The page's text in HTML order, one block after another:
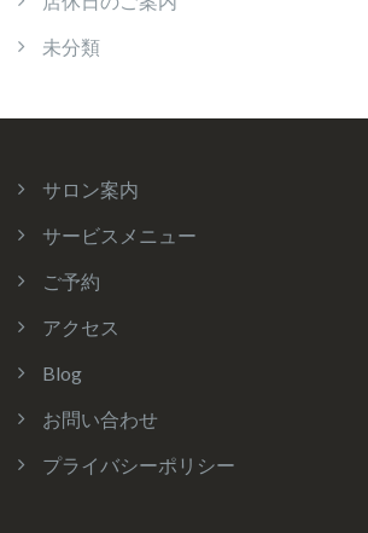
未分類
サロン案内
サービスメニュー
ご予約
アクセス
Blog
お問い合わせ
プライバシーポリシー